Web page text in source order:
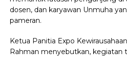
dosen, dan karyawan Unmuha
pameran.
Ketua Panitia Expo
Rahman menyebutkan, kegiatan